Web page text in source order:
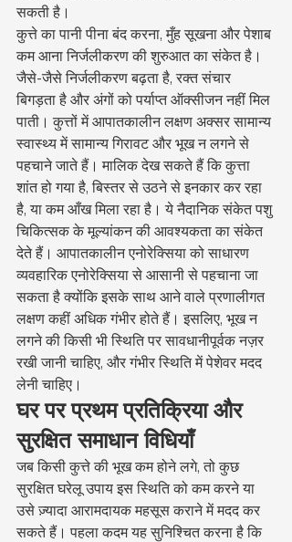
सकती है।
कुत्ते का पानी पीना बंद करना, मुँह सूखना और पेशाब
कम आना निर्जलीकरण की शुरुआत का संकेत है।
जैसे-जैसे निर्जलीकरण बढ़ता है, रक्त संचार
बिगड़ता है और अंगों को पर्याप्त ऑक्सीजन नहीं मिल
पाती। कुत्तों में आपातकालीन लक्षण अक्सर सामान्य
स्वास्थ्य में सामान्य गिरावट और भूख न लगने से
पहचाने जाते हैं। मालिक देख सकते हैं कि कुत्ता
शांत हो गया है, बिस्तर से उठने से इनकार कर रहा
है, या कम आँख मिला रहा है। ये नैदानिक संकेत पशु
चिकित्सक के मूल्यांकन की आवश्यकता का संकेत
देते हैं। आपातकालीन एनोरेक्सिया को साधारण
व्यवहारिक एनोरेक्सिया से आसानी से पहचाना जा
सकता है क्योंकि इसके साथ आने वाले प्रणालीगत
लक्षण कहीं अधिक गंभीर होते हैं। इसलिए, भूख न
लगने की किसी भी स्थिति पर सावधानीपूर्वक नज़र
रखी जानी चाहिए, और गंभीर स्थिति में पेशेवर मदद
लेनी चाहिए।
घर पर प्रथम प्रतिक्रिया और
सुरक्षित समाधान विधियाँ
जब किसी कुत्ते की भूख कम होने लगे, तो कुछ
सुरक्षित घरेलू उपाय इस स्थिति को कम करने या
उसे ज़्यादा आरामदायक महसूस कराने में मदद कर
सकते हैं। पहला कदम यह सुनिश्चित करना है कि